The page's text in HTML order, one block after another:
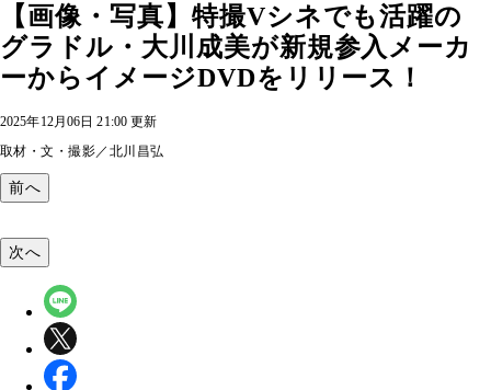
【画像・写真】特撮Vシネでも活躍の
グラドル・大川成美が新規参入メーカ
ーからイメージDVDをリリース！
2025年12月06日 21:00 更新
取材・文・撮影／北川昌弘
前へ
次へ